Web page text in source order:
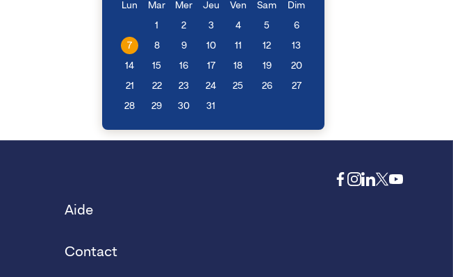
Lun
Mar Mer Jeu Ven Sam Dim
1 2 3 4 5 6
7 8 9 10 11 12 13
14 15 16 17 18 19 20
21 22 23 24 25 26 27
28 29 30 31
Aide
Contact